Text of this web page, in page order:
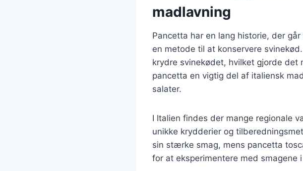
madlavning
Pancetta har en lang historie, der
en metode til at konservere
krydre svinekødet, hvilket gjorde
pancetta en vigtig del af italiensk
salater.
I Italien findes der mange regionale
unikke krydderier og
sin stærke smag, mens pancetta
for at eksperimentere med smagene